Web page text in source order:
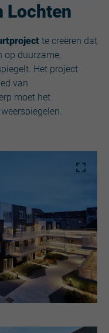
Lochten
te creëren dat
op duurzame,
Het project
van
moet het